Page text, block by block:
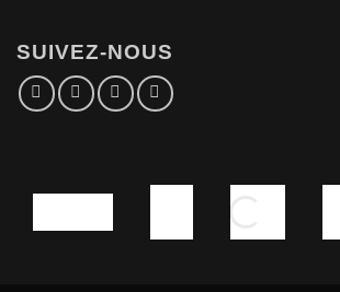
SUIVEZ-NOUS